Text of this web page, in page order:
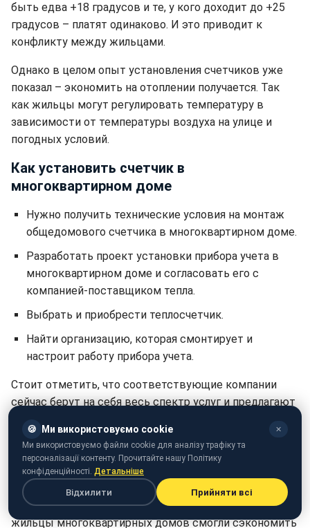
быть едва +18 градусов и те, у кого доходит до +25
градусов – платят одинаково. И это приводит к
конфликту между жильцами.
Однако в целом опыт установления счетчиков уже
показал – экономить на отоплении получается. Так
как жильцы могут регулировать температуру в
зависимости от температуры воздуха на улице и
погодных условий.
Как установить счетчик в
многоквартирном доме
Нужно получить технические условия на монтаж
общедомового счетчика в многоквартирном доме.
Разработать проект установки прибора учета в
многоквартирном доме и согласовать его с
компанией-поставщиком тепла.
Выбрать и приобрести теплосчетчик.
Найти организацию, которая смонтирует и
настроит работу прибора учета.
Стоит отметить, что соответствующие компании
сейчас берут на себя весь спектр услуг и предлагают
пакет входит еще и регистрация теплосчетчика в
компании, которая предоставляет тепло. Стоимость
таких услуг зависит от диаметра труб, тепловой
нагрузки и других характеристик системы подачи
тепла. Как показывает статистика за несколько лет,
жильцы многоквартирных домов смогли сэкономить
🍪 Ми використовуємо cookie ✕
Ми використовуємо файли cookie для аналізу трафіку та
персоналізації контенту. Прочитайте нашу Політику
конфіденційності. Детальніше
Відхилити Прийняти всі